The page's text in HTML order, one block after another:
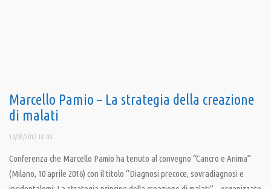
Marcello Pamio – La strategia della creazione
di malati
19/08/2017 18:00
Conferenza che Marcello Pamio ha tenuto al convegno “Cancro e Anima”
(Milano, 10 aprile 2016) con il titolo “Diagnosi precoce, sovradiagnosi e